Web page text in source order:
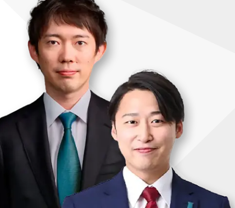
コンサルタント一覧
品質ガイドライン
社内コンペ
定額制営業代行『カリトルくん』
定額制採用代行・RPO『トルトルくん』
営業改善特化の動画制作『動画でカリトルくん』
定額LINE運用代行『LINEマキトルくん』
拡散付1日密着動画制作『まるごと社長』
1本無料で記事を制作『SEOトライアル』
定額制LP制作・改善『最強LP』
採用YouTubeチャンネル構築『トリトル』
広告運用
YouTubeディレクター